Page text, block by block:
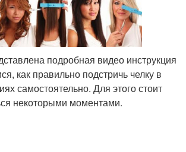
подробная видео инструкция
как правильно подстричь челку в
самостоятельно. Для этого стоит
некоторыми моментами.